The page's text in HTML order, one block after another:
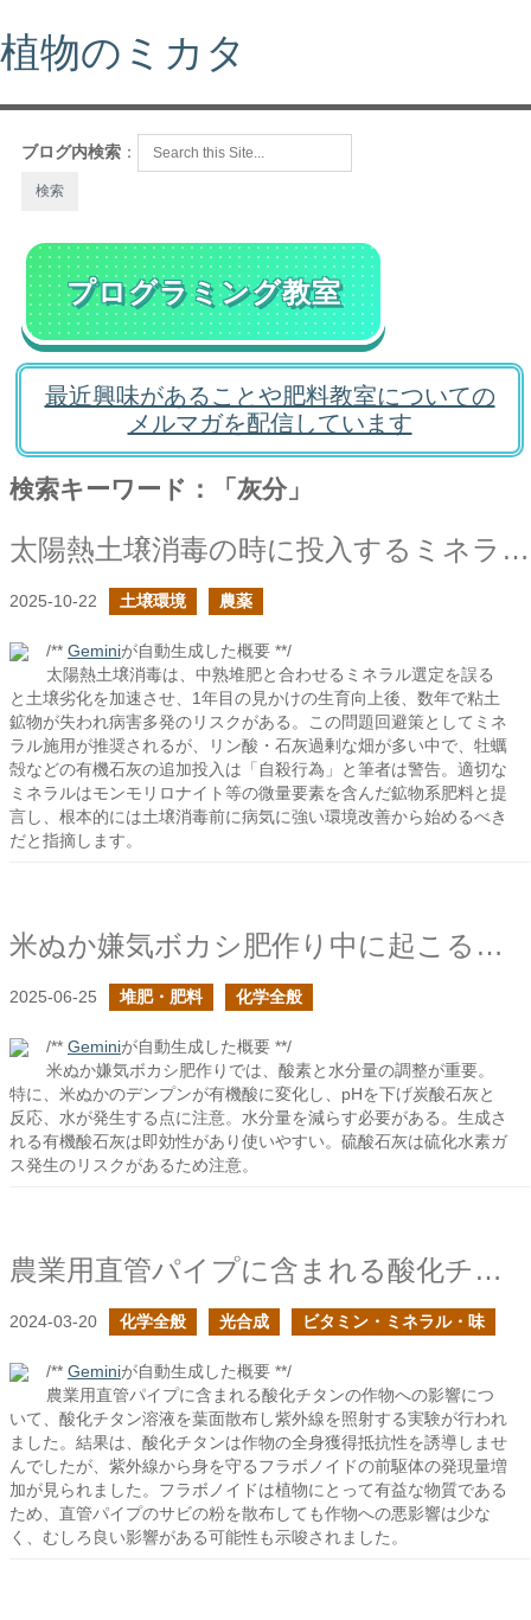
植物のミカタ
ブログ内検索 ：
プログラミング教室
最近興味があることや肥料教室についての
メルマガを配信しています
検索キーワード：「灰分」
太陽熱土壌消毒の時に投入するミネラルの選定は適切か？
2025-10-22 土壌環境 農薬
/** Geminiが自動生成した概要 **/
太陽熱土壌消毒は、中熟堆肥と合わせるミネラル選定を誤る
と土壌劣化を加速させ、1年目の見かけの生育向上後、数年で粘土
鉱物が失われ病害多発のリスクがある。この問題回避策としてミネ
ラル施用が推奨されるが、リン酸・石灰過剰な畑が多い中で、牡蠣
殻などの有機石灰の追加投入は「自殺行為」と筆者は警告。適切な
ミネラルはモンモリロナイト等の微量要素を含んだ鉱物系肥料と提
言し、根本的には土壌消毒前に病気に強い環境改善から始めるべき
だと指摘します。
米ぬか嫌気ボカシ肥作り中に起こる大事な反応
2025-06-25 堆肥・肥料 化学全般
/** Geminiが自動生成した概要 **/
米ぬか嫌気ボカシ肥作りでは、酸素と水分量の調整が重要。
特に、米ぬかのデンプンが有機酸に変化し、pHを下げ炭酸石灰と
反応、水が発生する点に注意。水分量を減らす必要がある。生成さ
れる有機酸石灰は即効性があり使いやすい。硫酸石灰は硫化水素ガ
ス発生のリスクがあるため注意。
農業用直管パイプに含まれる酸化チタンは作物に与えても問題ないか？
2024-03-20 化学全般 光合成 ビタミン・ミネラル・味
/** Geminiが自動生成した概要 **/
農業用直管パイプに含まれる酸化チタンの作物への影響につ
いて、酸化チタン溶液を葉面散布し紫外線を照射する実験が行われ
ました。結果は、酸化チタンは作物の全身獲得抵抗性を誘導しませ
んでしたが、紫外線から身を守るフラボノイドの前駆体の発現量増
加が見られました。フラボノイドは植物にとって有益な物質である
ため、直管パイプのサビの粉を散布しても作物への悪影響は少な
く、むしろ良い影響がある可能性も示唆されました。